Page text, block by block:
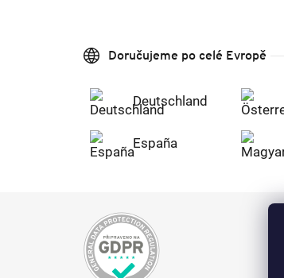
Doručujeme po celé Evropě
Deutschland
España